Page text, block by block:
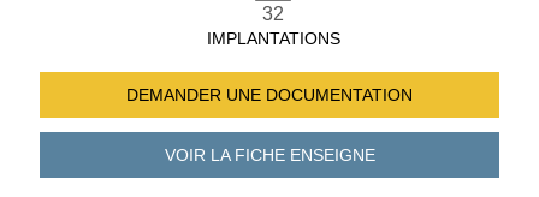
32
IMPLANTATIONS
DEMANDER UNE DOCUMENTATION
VOIR LA FICHEENSEIGNE